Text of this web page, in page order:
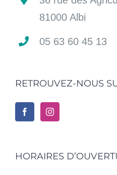
81000 Albi
05 63 60 45 13
RETROUVEZ-NOUS
HORAIRES